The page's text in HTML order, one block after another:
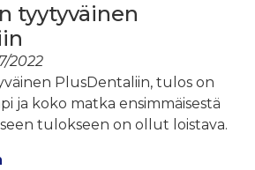
tyytyväinen
2022
PlusDentaliin, tulos on
ja koko matka ensimmäisestä
tulokseen on ollut loistava.